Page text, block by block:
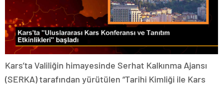
Kars’ta Valiliğin himayesinde Serhat Kalkınma Ajansı
(SERKA) tarafından yürütülen “Tarihi Kimliği ile Kars